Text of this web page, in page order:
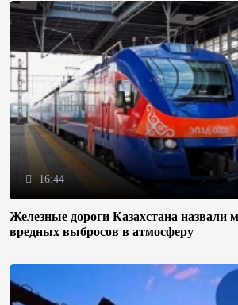
16:44
Железные дороги Казахстана назвали
вредных выбросов в атмосферу